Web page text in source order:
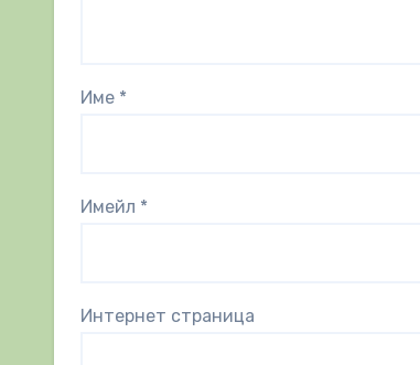
Име *
Имейл *
Интернет страница